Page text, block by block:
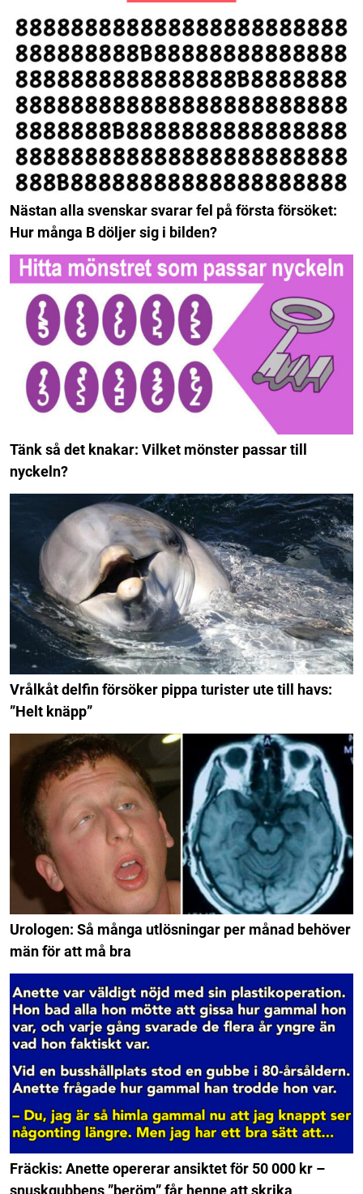
Nästan alla svenskar svarar fel på första försöket:
Hur många B döljer sig i bilden?
Tänk så det knakar: Vilket mönster passar till
nyckeln?
Vrålkåt delfin försöker pippa turister ute till havs:
”Helt knäpp”
Urologen: Så många utlösningar per månad behöver
män för att må bra
Fräckis: Anette opererar ansiktet för 50 000 kr –
snuskgubbens ”beröm” får henne att skrika